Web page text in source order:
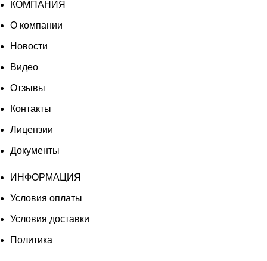
КОМПАНИЯ
О компании
Новости
Видео
Отзывы
Контакты
Лицензии
Документы
ИНФОРМАЦИЯ
Условия оплаты
Условия доставки
Политика